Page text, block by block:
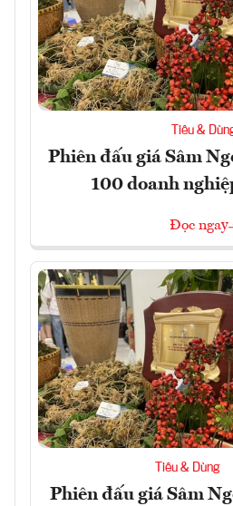
Tiêu &
Phiên đấu giá Sâm
100 doanh
Đọc ngay
Tiêu & Dùng
Phiên đấu giá Sâm